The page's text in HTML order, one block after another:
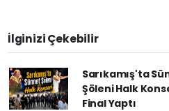
İlginizi Çekebilir
Sarıkamış'ta
Şöleni Halk
Final Yaptı